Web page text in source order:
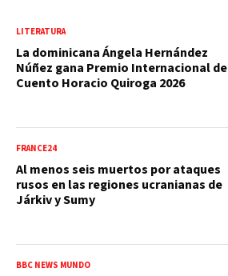
LITERATURA
La dominicana Ángela Hernández
Núñez gana Premio Internacional de
Cuento Horacio Quiroga 2026
FRANCE24
Al menos seis muertos por ataques
rusos en las regiones ucranianas de
Járkiv y Sumy
BBC NEWS MUNDO